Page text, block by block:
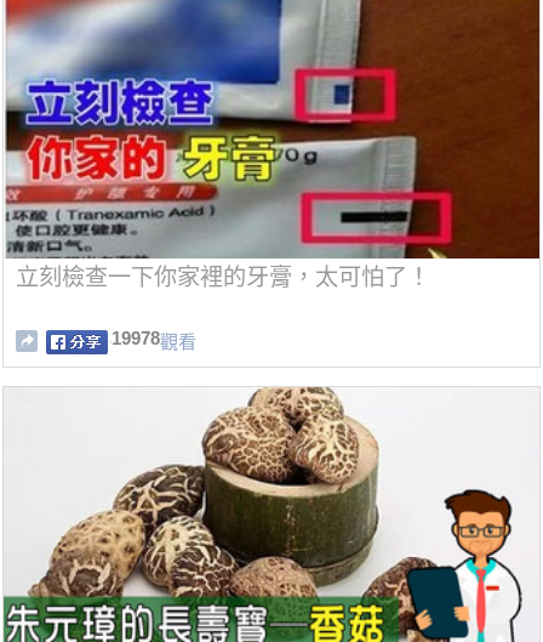
立刻檢查一下你家裡的牙膏，太可怕了！
19978觀看